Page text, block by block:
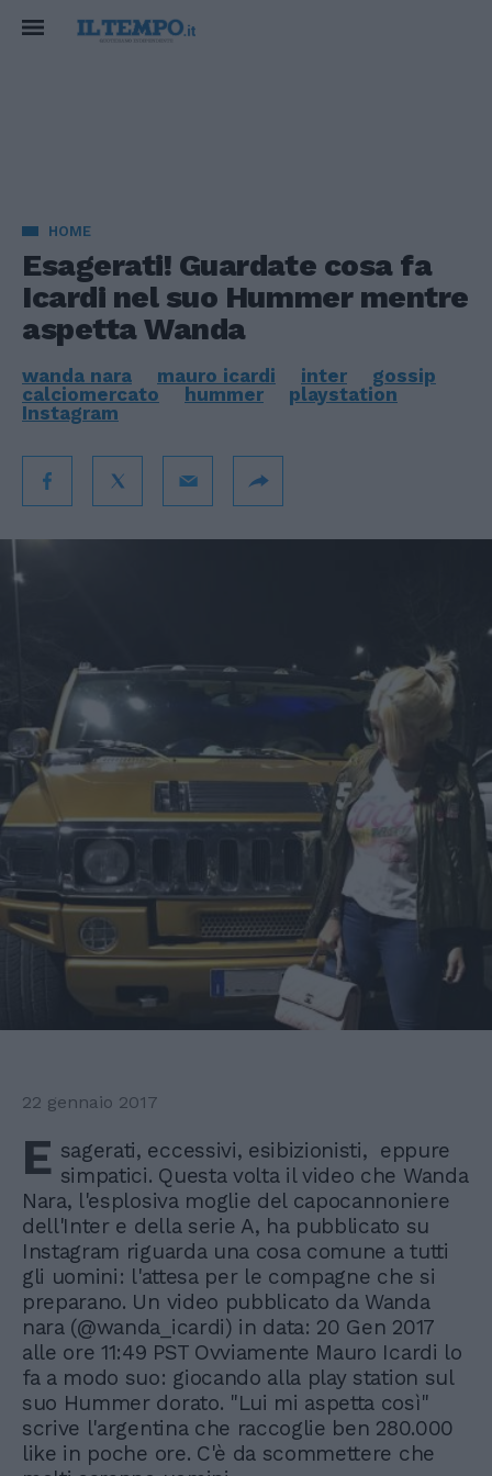
HOME
Esagerati! Guardate cosa fa
Icardi nel suo Hummer mentre
aspetta Wanda
wanda nara mauro icardi inter
gossip
calciomercato
hummer
playstation
Instagram
22 gennaio 2017
E sagerati, eccessivi, esibizionisti, eppure
simpatici. Questa volta il video che Wanda
Nara, l'esplosiva moglie del capocannoniere
dell'Inter e della serie A, ha pubblicato su
Instagram riguarda una cosa comune a tutti
gli uomini: l'attesa per le compagne che si
preparano. Un video pubblicato da Wanda
nara (@wanda_icardi) in data: 20 Gen 2017
alle ore 11:49 PST Ovviamente Mauro Icardi lo
fa a modo suo: giocando alla play station sul
suo Hummer dorato. "Lui mi aspetta così"
scrive l'argentina che raccoglie ben 280.000
like in poche ore. C'è da scommettere che